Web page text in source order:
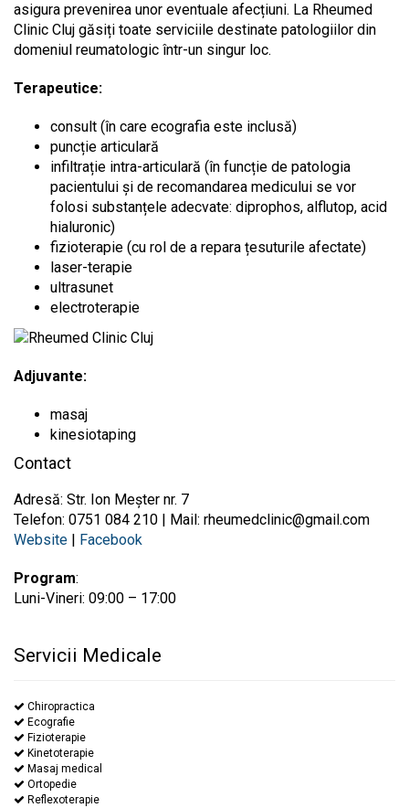
asigura prevenirea unor eventuale afecțiuni. La Rheumed
Clinic Cluj găsiți toate serviciile destinate patologiilor din
domeniul reumatologic într-un singur loc.
Terapeutice:
consult (în care ecografia este inclusă)
puncție articulară
infiltrație intra-articulară (în funcție de patologia
pacientului și de recomandarea medicului se vor
folosi substanțele adecvate: diprophos, alflutop, acid
hialuronic)
fizioterapie (cu rol de a repara țesuturile afectate)
laser-terapie
ultrasunet
electroterapie
Adjuvante:
masaj
kinesiotaping
Contact
Adresă: Str. Ion Meșter nr. 7
Telefon: 0751 084 210 | Mail: rheumedclinic@gmail.com
Website | Facebook
Program:
Luni-Vineri: 09:00 – 17:00
Servicii Medicale
Chiropractica
Ecografie
Fizioterapie
Kinetoterapie
Masaj medical
Ortopedie
Reflexoterapie